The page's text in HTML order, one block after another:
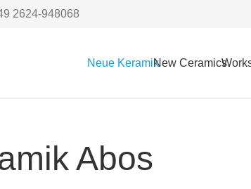
2624-948068
Neue KeramikNew Ceramics
Abos